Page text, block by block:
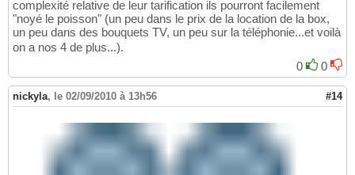
complexité relative de leur tarification ils pourront facilement
"noyé le poisson" (un peu dans le prix de la location de la box,
un peu dans des bouquets TV, un peu sur la téléphonie...et voilà
on a nos 4 de plus...).
0
0
nickyla, le 02/09/2010 à 13h56 #14